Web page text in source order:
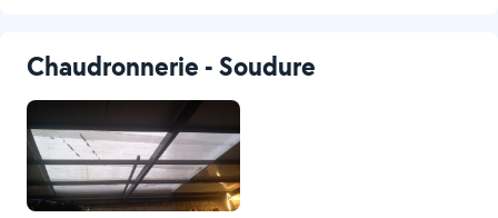
Chaudronnerie - Soudure